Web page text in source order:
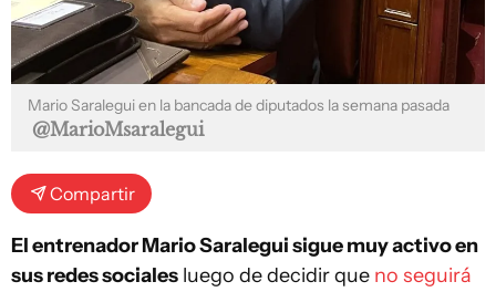
Mario Saralegui en la bancada de diputados la semana pasada
@MarioMsaralegui
Compartir
El entrenador Mario Saralegui sigue muy activo en
sus redes sociales luego de decidir que no seguirá